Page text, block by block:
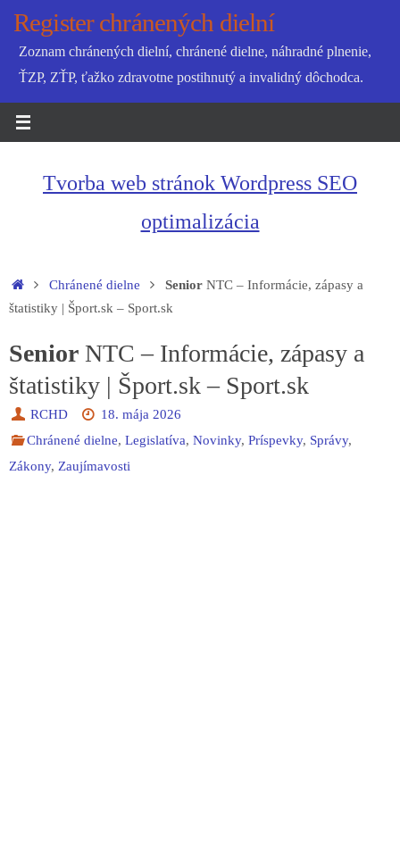
SkipRegister chránených dielní
Zoznam chránených dielní, chránené dielne, náhradné plnenie,
ŤZP, ZŤP, ťažko zdravotne postihnutý a invalidný dôchodca.
Tvorba web stránok Wordpress SEO
optimalizácia
HomeChránené dielne Senior NTC – Informácie, zápasy a
štatistiky | Šport.sk – Sport.sk
Senior NTC – Informácie, zápasy a
štatistiky | Šport.sk – Sport.sk
RCHD
18. mája 2026
Chránené dielne,Legislatíva,Novinky,Príspevky, Správy,
Zákony, Zaujímavosti